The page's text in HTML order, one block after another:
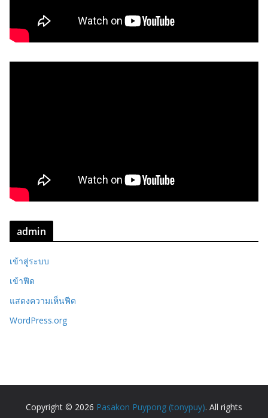
admin
เข้าสู่ระบบ
เข้าฟีด
แสดงความเห็นฟีด
WordPress.org
Copyright © 2026 Pasakon Puypong (tonypuy). All rights